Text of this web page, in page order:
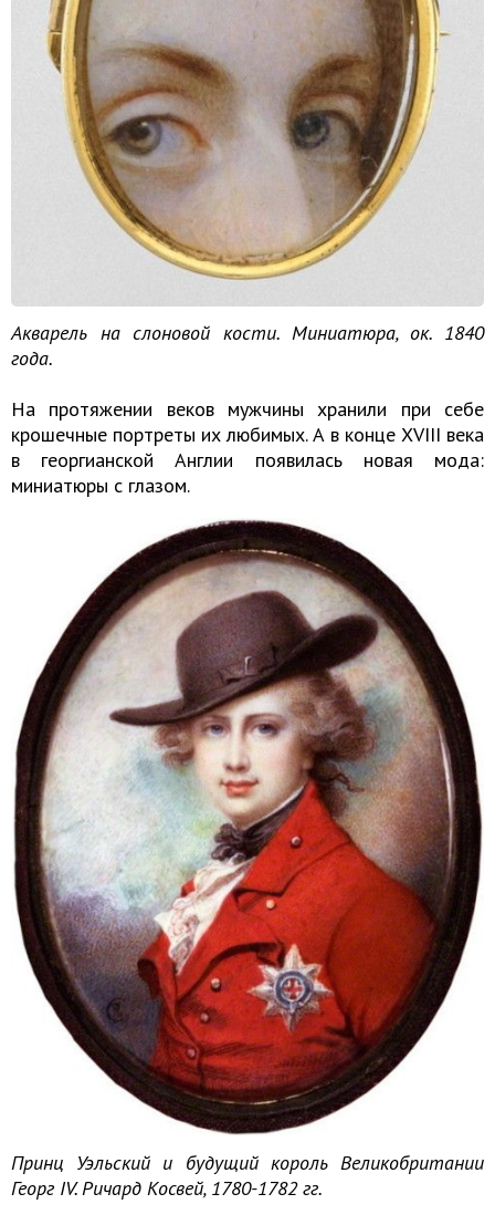
Акварель на слоновой кости. Миниатюра, ок. 1840
года.
На протяжении веков мужчины хранили при себе
крошечные портреты их любимых. А в конце XVIII века
в георгианской Англии появилась новая мода:
миниатюры с глазом.
Принц Уэльский и будущий король Великобритании
Георг IV. Ричард Косвей, 1780-1782 гг.